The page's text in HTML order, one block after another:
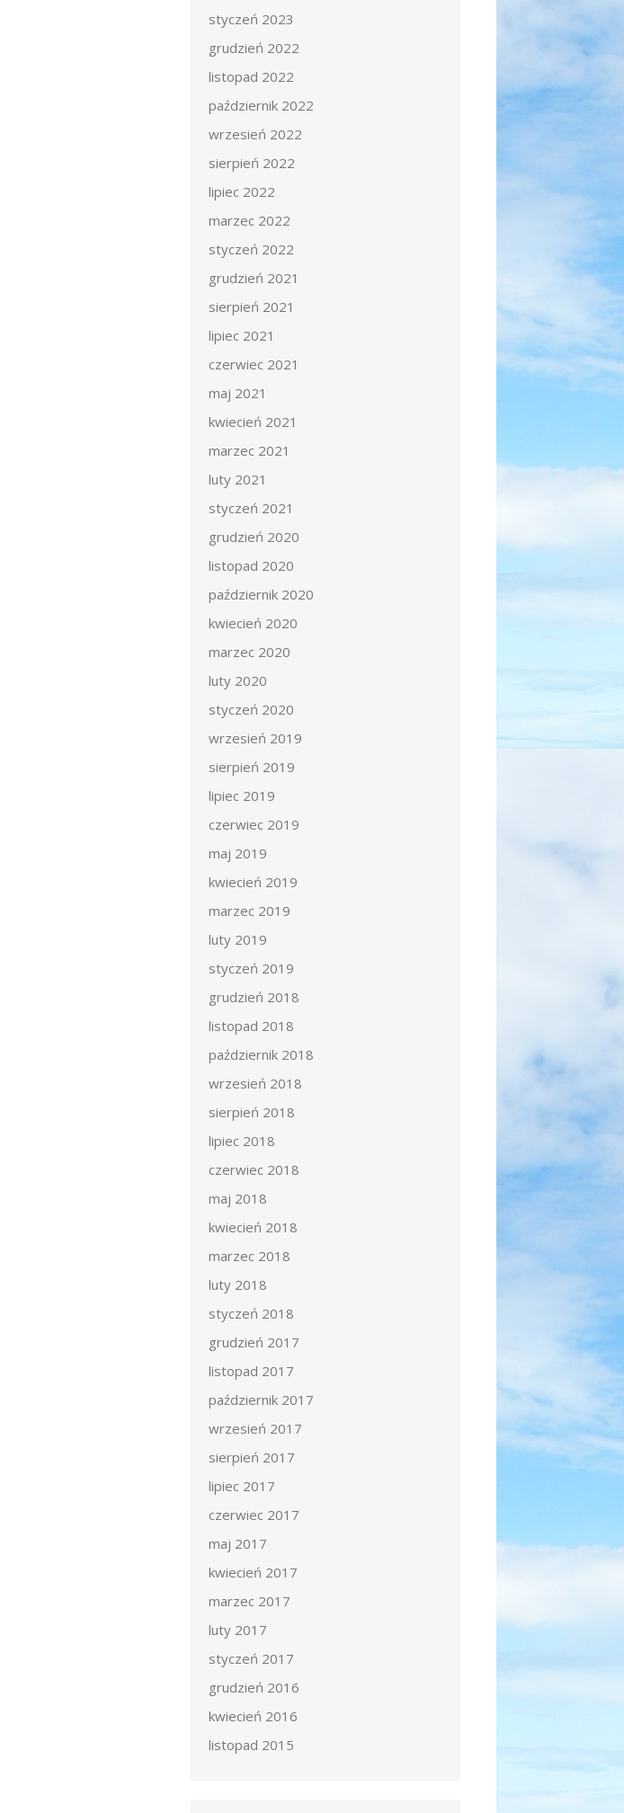
styczeń 2023
grudzień 2022
listopad 2022
październik 2022
wrzesień 2022
sierpień 2022
lipiec 2022
marzec 2022
styczeń 2022
grudzień 2021
sierpień 2021
lipiec 2021
czerwiec 2021
maj 2021
kwiecień 2021
marzec 2021
luty 2021
styczeń 2021
grudzień 2020
listopad 2020
październik 2020
kwiecień 2020
marzec 2020
luty 2020
styczeń 2020
wrzesień 2019
sierpień 2019
lipiec 2019
czerwiec 2019
maj 2019
kwiecień 2019
marzec 2019
luty 2019
styczeń 2019
grudzień 2018
listopad 2018
październik 2018
wrzesień 2018
sierpień 2018
lipiec 2018
czerwiec 2018
maj 2018
kwiecień 2018
marzec 2018
luty 2018
styczeń 2018
grudzień 2017
listopad 2017
październik 2017
wrzesień 2017
sierpień 2017
lipiec 2017
czerwiec 2017
maj 2017
kwiecień 2017
marzec 2017
luty 2017
styczeń 2017
grudzień 2016
kwiecień 2016
listopad 2015